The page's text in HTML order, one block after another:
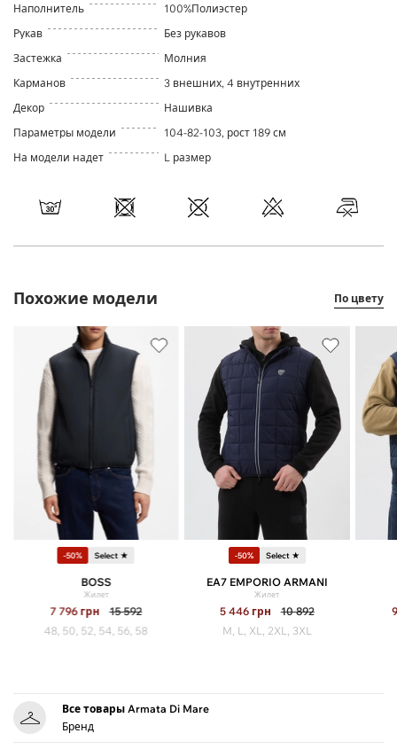
Наполнитель
100%Полиэстер
Рукав
Без рукавов
Застежка
Молния
Карманов
3 внешних, 4 внутренних
Декор
Нашивка
Параметры модели
104-82-103, рост 189 см
На модели надет
L размер
Похожие модели По цвету
-50% Select ★
BOSS
Жилет
7 796 грн
15 592
48, 50, 52, 54, 56, 58
-50% Select ★
EA7 EMPORIO ARMANI
Жилет
5 446 грн
10 892
M, L, XL, 2XL, 3XL
Все товары Armata Di Mare
Бренд